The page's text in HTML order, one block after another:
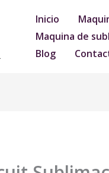
Inicio
Maquina de
Blog